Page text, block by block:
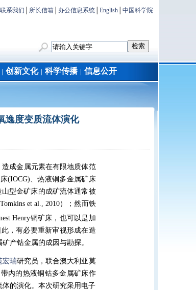
联系我们 所长信箱 办公信息系统 English 中国科学院
创新文化│ 科学传播│ 信息公开
逸度变质流体演化
造成金属元素在有限地质体范
(IOCG)、热液铜多金属矿床
型金矿床的成矿流体通常被
et al., 2010）；然而铁
Henry铜矿床，也可以是加
，有必要重新审视形成在造
产钴金属的成因与勘探。
宏瑞研究员，联合澳大利亚莫
内的热液铜钴多金属矿床作
的演化。本次研究采用电子